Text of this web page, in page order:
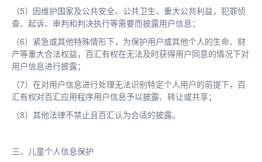
（5）因维护国家及公共安全、公共卫生、重大公共利益，犯罪侦
查、起诉、审判和判决执行等需要而披露用户信息；
（6）紧急或其他特殊情形下，为保护用户或其他个人的生命、财
产等重大合法权益，百汇有权在无法及时获得用户同意的情况下对
用户信息进行披露；
（7）在对用户信息进行处理无法识别特定个人用户的前提下，百
汇有权对百汇应用程序用户信息予以披露、转让或共享；
（8）其他法律不禁止且百汇认为合适的披露。
三、儿童个人信息保护